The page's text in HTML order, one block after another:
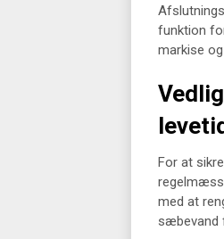
funktion
markise
For at
med at
sæbevand